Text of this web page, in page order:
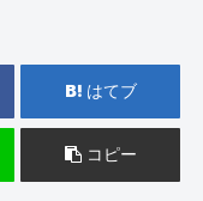
はてブ
コピー